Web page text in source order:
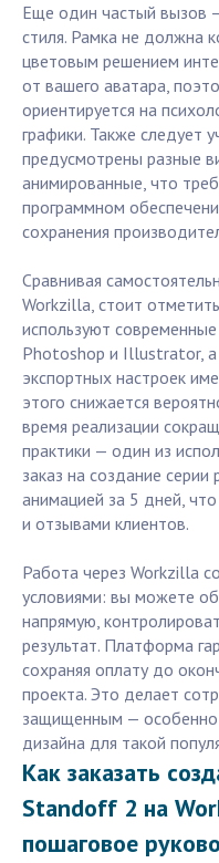
Еще один частый вызов
стиля. Рамка не должна
цветовым решением
от вашего аватара,
ориентируется на
графики. Также следует
предусмотрены разные
анимированные, что
программном
сохранения
Сравнивая
Workzilla, стоит
используют
Photoshop и Illustrator, а
экспортных настроек
этого снижается
время реализации
практики — один из
заказ на создание
анимацией за 5 дней,
и отзывами клиентов.
Работа через Workzilla
условиями: вы можете
напрямую,
результат. Платформа
сохраняя оплату до
проекта. Это делает
защищенным — особенно
дизайна для такой
Как заказать
Standoff 2 на
пошаговое